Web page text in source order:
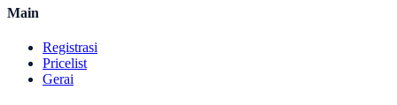
Main
Registrasi
Pricelist
Gerai